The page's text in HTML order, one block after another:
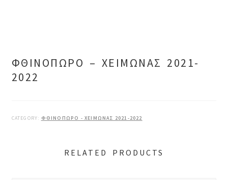
ΦΘΙΝΟΠΩΡΟ – ΧΕΙΜΩΝΑΣ 2021-
2022
CATEGORY: ΦΘΙΝΟΠΩΡΟ - ΧΕΙΜΩΝΑΣ 2021-2022
RELATED PRODUCTS